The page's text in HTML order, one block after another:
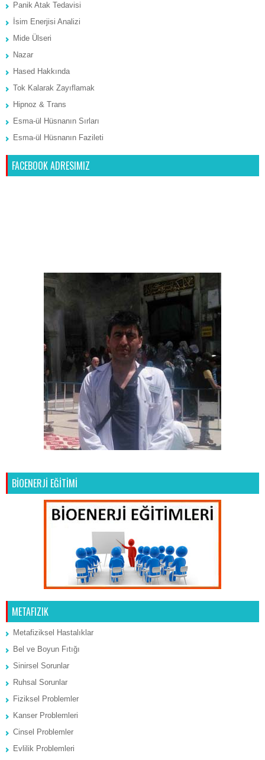
Panik Atak Tedavisi
İsim Enerjisi Analizi
Mide Ülseri
Nazar
Hased Hakkında
Tok Kalarak Zayıflamak
Hipnoz & Trans
Esma-ül Hüsnanın Sırları
Esma-ül Hüsnanın Fazileti
FACEBOOK ADRESIMIZ
BİOENERJİ EĞİTİMİ
METAFIZIK
Metafiziksel Hastalıklar
Bel ve Boyun Fıtığı
Sinirsel Sorunlar
Ruhsal Sorunlar
Fiziksel Problemler
Kanser Problemleri
Cinsel Problemler
Evlilik Problemleri